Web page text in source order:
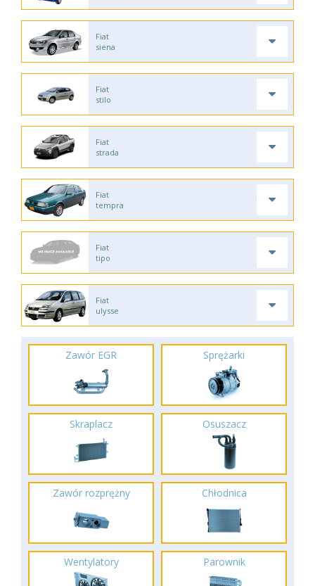
Fiat
siena
Fiat
stilo
Fiat
strada
Fiat
tempra
Fiat
tipo
Fiat
ulysse
Zawór EGR Sprężarki
Skraplacz Osuszacz
Zawór rozprężny Chłodnica
Wentylatory Parownik